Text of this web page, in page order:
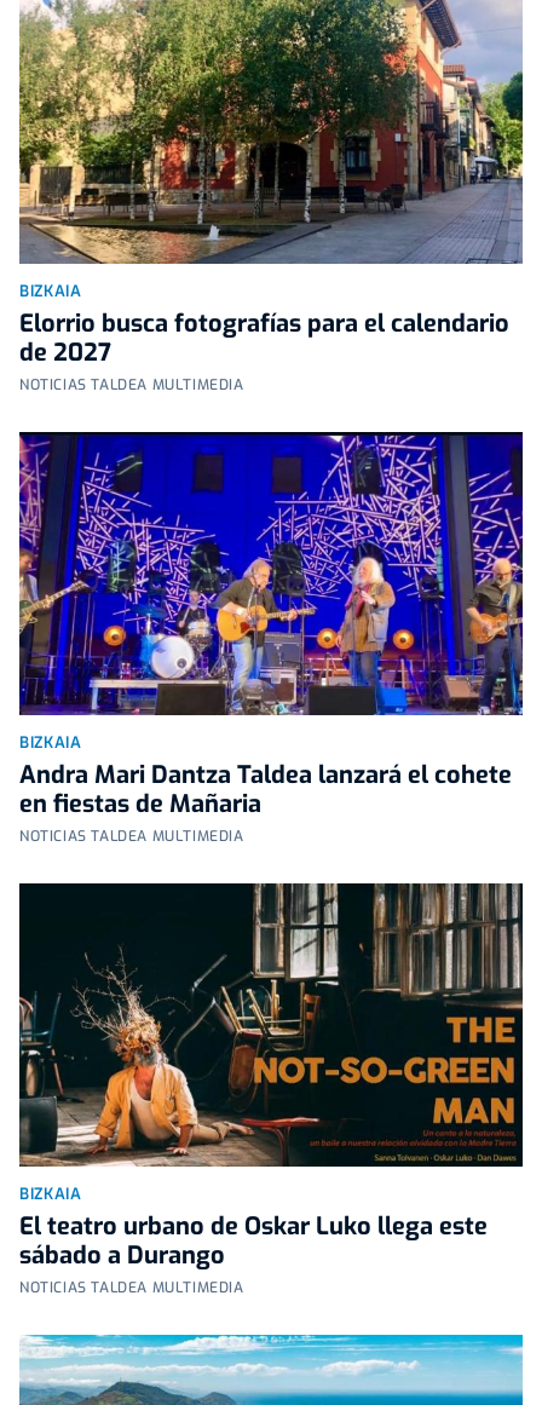
BIZKAIA
Elorrio busca fotografías para el calendario
de 2027
NOTICIAS TALDEA MULTIMEDIA
BIZKAIA
Andra Mari Dantza Taldea lanzará el cohete
en fiestas de Mañaria
NOTICIAS TALDEA MULTIMEDIA
BIZKAIA
El teatro urbano de Oskar Luko llega este
sábado a Durango
NOTICIAS TALDEA MULTIMEDIA